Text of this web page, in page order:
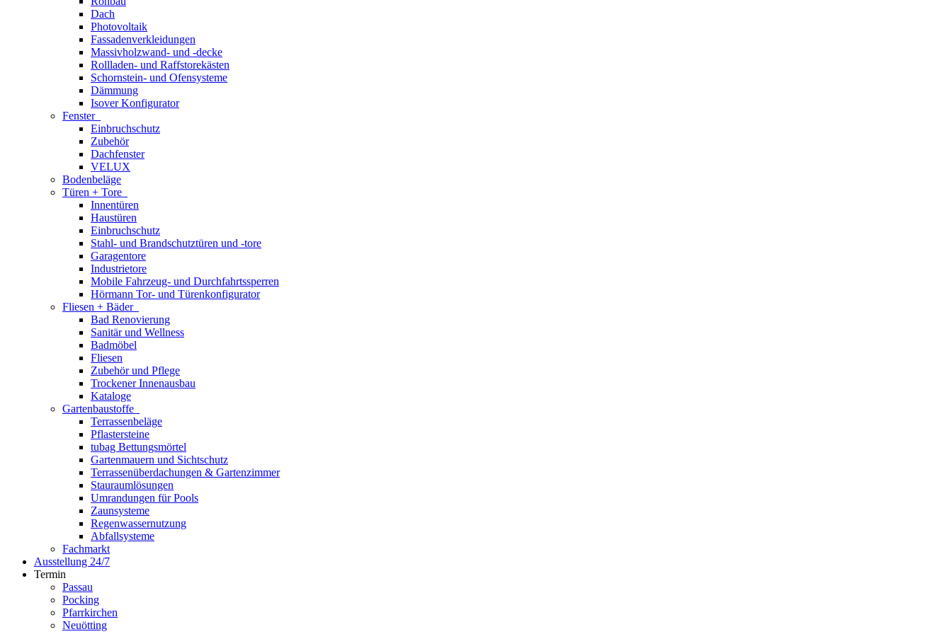
Dach
Photovoltaik
Fassadenverkleidungen
Massivholzwand- und -decke
Rollladen- und Raffstorekästen
Schornstein- und Ofensysteme
Dämmung
Isover Konfigurator
Fenster
Einbruchschutz
Zubehör
Dachfenster
VELUX
Bodenbeläge
Türen + Tore
Innentüren
Haustüren
Einbruchschutz
Stahl- und Brandschutztüren und -tore
Garagentore
Industrietore
Mobile Fahrzeug- und Durchfahrtssperren
Hörmann Tor- und Türenkonfigurator
Fliesen + Bäder
Bad Renovierung
Sanitär und Wellness
Badmöbel
Fliesen
Zubehör und Pflege
Trockener Innenausbau
Kataloge
Gartenbaustoffe
Terrassenbeläge
Pflastersteine
tubag Bettungsmörtel
Gartenmauern und Sichtschutz
Terrassenüberdachungen & Gartenzimmer
Stauraumlösungen
Umrandungen für Pools
Zaunsysteme
Regenwassernutzung
Abfallsysteme
Fachmarkt
Ausstellung 24/7
Termin
Passau
Pocking
Pfarrkirchen
Neuötting